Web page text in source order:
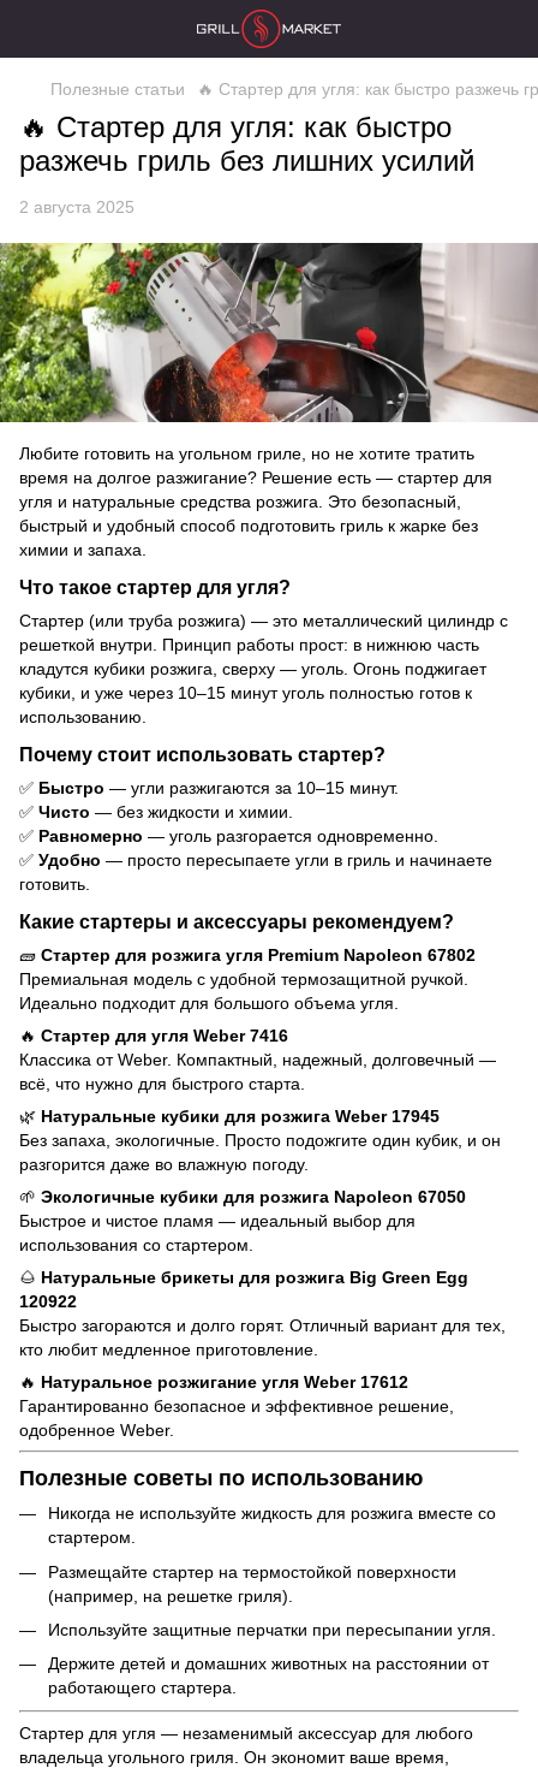
Полезные статьи 🔥 Стартер для угля: как быстро разжечь
🔥 Стартер для угля: как быстро
разжечь гриль без лишних усилий
2 августа 2025
Любите готовить на угольном гриле, но не хотите тратить
время на долгое разжигание? Решение есть — стартер для
угля и натуральные средства розжига. Это безопасный,
быстрый и удобный способ подготовить гриль к жарке без
химии и запаха.
Что такое стартер для угля?
Стартер (или труба розжига) — это металлический цилиндр с
решеткой внутри. Принцип работы прост: в нижнюю часть
кладутся кубики розжига, сверху — уголь. Огонь поджигает
кубики, и уже через 10–15 минут уголь полностью готов к
использованию.
Почему стоит использовать стартер?
✅ Быстро — угли разжигаются за 10–15 минут.
✅ Чисто — без жидкости и химии.
✅ Равномерно — уголь разгорается одновременно.
✅ Удобно — просто пересыпаете угли в гриль и начинаете
готовить.
Какие стартеры и аксессуары рекомендуем?
🧱 Стартер для розжига угля Premium Napoleon 67802
Премиальная модель с удобной термозащитной ручкой.
Идеально подходит для большого объема угля.
🔥 Стартер для угля Weber 7416
Классика от Weber. Компактный, надежный, долговечный —
всё, что нужно для быстрого старта.
🌿 Натуральные кубики для розжига Weber 17945
Без запаха, экологичные. Просто подожгите один кубик, и он
разгорится даже во влажную погоду.
🌱 Экологичные кубики для розжига Napoleon 67050
Быстрое и чистое пламя — идеальный выбор для
использования со стартером.
🌰 Натуральные брикеты для розжига Big Green Egg
120922
Быстро загораются и долго горят. Отличный вариант для тех,
кто любит медленное приготовление.
🔥 Натуральное розжигание угля Weber 17612
Гарантированно безопасное и эффективное решение,
одобренное Weber.
Полезные советы по использованию
Никогда не используйте жидкость для розжига вместе со
стартером.
Размещайте стартер на термостойкой поверхности
(например, на решетке гриля).
Используйте защитные перчатки при пересыпании угля.
Держите детей и домашних животных на расстоянии от
работающего стартера.
Стартер для угля — незаменимый аксессуар для любого
владельца угольного гриля. Он экономит ваше время,